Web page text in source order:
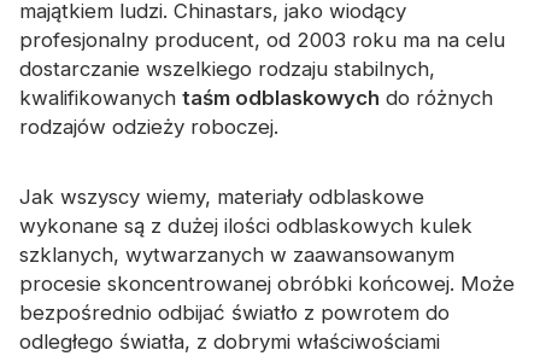
Nowy produkt
Certyfikat
Katalog
Wideo
Kontakt
majątkiem ludzi. Chinastars, jako wiodący
profesjonalny producent, od 2003 roku ma na celu
dostarczanie wszelkiego rodzaju stabilnych,
kwalifikowanych taśm odblaskowych do różnych
rodzajów odzieży roboczej.
Jak wszyscy wiemy, materiały odblaskowe
wykonane są z dużej ilości odblaskowych kulek
szklanych, wytwarzanych w zaawansowanym
procesie skoncentrowanej obróbki końcowej. Może
bezpośrednio odbijać światło z powrotem do
odległego światła, z dobrymi właściwościami